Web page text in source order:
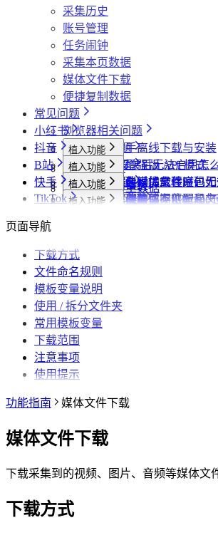
采集历史
账号管理
任务闹钟
采集本页数据
媒体文件下载
便捷复制数据
常见问题
浏览器相关问题
社媒助手离线下载与安装
CRX 安装后无法启用怎
下载插件时提示程序包
为什么无法访问 Chrome
会员相关问题
什么是增强版 API 模式
什么是自动加载验证码
如何免费获取 VIP
下载相关问题
批量下载媒体文件时，
下载文件的保存位置和文
飞书相关问题
提示字段类型不匹配是
小红书相关问题
为什么搜索导出最多只有
小红书
植入功能
专辑页
笔记详情页
搜索页
批量采集
采集博主数据
采集评论数据
其他功能
链接转换
抖音
植入功能
搜索页
达人详情页
批量采集
采集达人数据
其他功能
B站
植入功能
搜索页
批量采集
快手
植入功能
采集视频数据
TikTok
采集视频数据
采集评论数据
其他功能
短链解析
页面导航
下载方式
文件命名规则
模板变量说明
使用 / 拆分文件夹
常用模板变量
下载范围
注意事项
使用提示
功能指南 媒体文件下载
媒体文件下载
下载采集到的视频、图片、音频等媒体文
下载方式